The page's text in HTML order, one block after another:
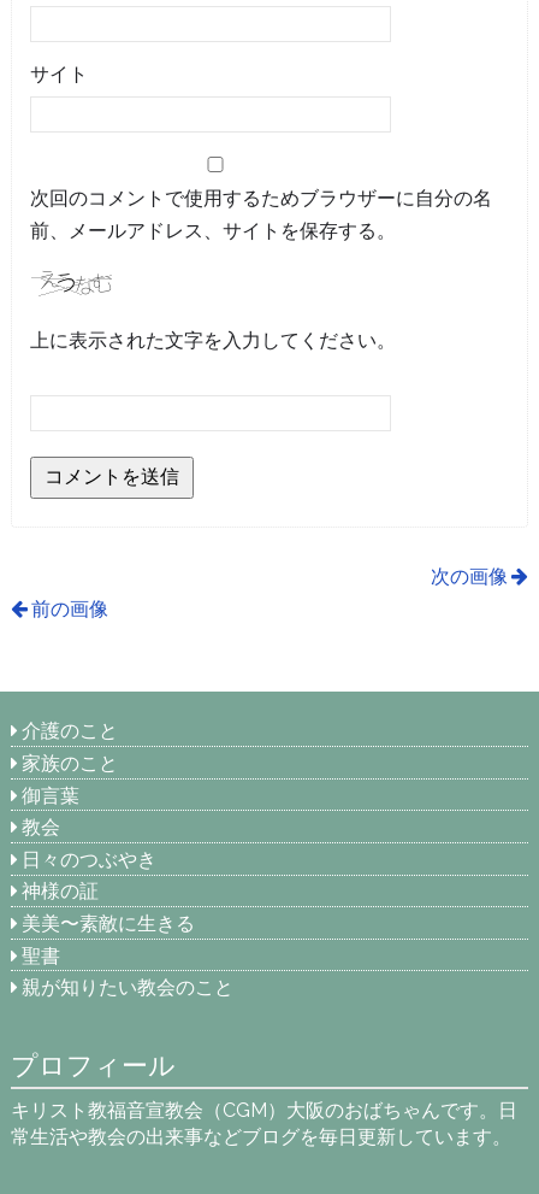
サイト
次回のコメントで使用するためブラウザーに自分の名
前、メールアドレス、サイトを保存する。
上に表示された文字を入力してください。
次の画像
前の画像
介護のこと
家族のこと
御言葉
教会
日々のつぶやき
神様の証
美美〜素敵に生きる
聖書
親が知りたい教会のこと
プロフィール
キリスト教福音宣教会（CGM）大阪のおばちゃんです。日
常生活や教会の出来事などブログを毎日更新しています。